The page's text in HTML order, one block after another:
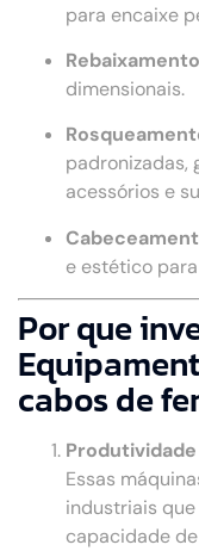
para encaixe
dimensionais.
acessórios e
e estético
Por que
cabos de
Essas
industriais
capacidade